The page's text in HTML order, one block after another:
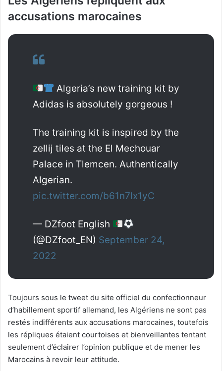
accusations marocaines
Algeria’s new training kit by
Adidas is absolutely gorgeous !
The training kit is inspired by the
zellij tiles at the El Mechouar
Palace in Tlemcen. Authentically
Algerian.
pic.twitter.com/b61n7Ix1yC
— DZfoot English
(@DZfoot_EN) September 24,
2022
Toujours sous le tweet du site officiel du confectionneur
d’habillement sportif allemand, les Algériens ne sont pas
restés indifférents aux accusations marocaines, toutefois
les répliques étaient courtoises et bienveillantes tentant
seulement d’éclairer l’opinion publique et de mener les
Marocains à revoir leur attitude.